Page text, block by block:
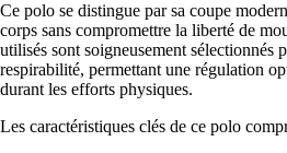
Ce polo se distingue par sa coupe
corps sans compromettre la liberté de
utilisés sont soigneusement sélectionnés
respirabilité, permettant une régulation
durant les efforts physiques.
Les caractéristiques clés de ce polo